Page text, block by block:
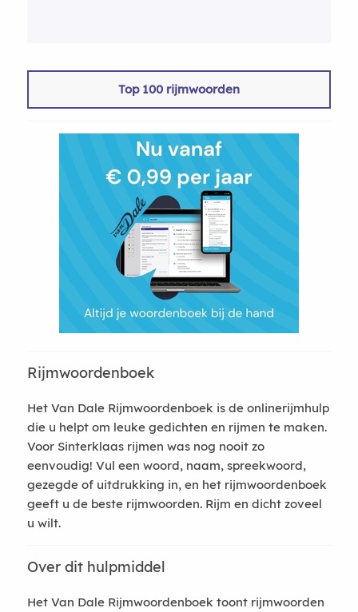
Top 100 rijmwoorden
Rijmwoordenboek
Het Van Dale Rijmwoordenboek is de onlinerijmhulp
die u helpt om leuke gedichten en rijmen te maken.
Voor Sinterklaas rijmen was nog nooit zo
eenvoudig! Vul een woord, naam, spreekwoord,
gezegde of uitdrukking in, en het rijmwoordenboek
geeft u de beste rijmwoorden. Rijm en dicht zoveel
u wilt.
Over dit hulpmiddel
Het Van Dale Rijmwoordenboek toont rijmwoorden